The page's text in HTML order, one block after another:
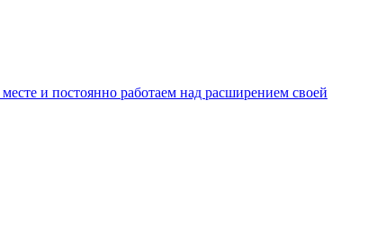
и постоянно работаем над расширением своей